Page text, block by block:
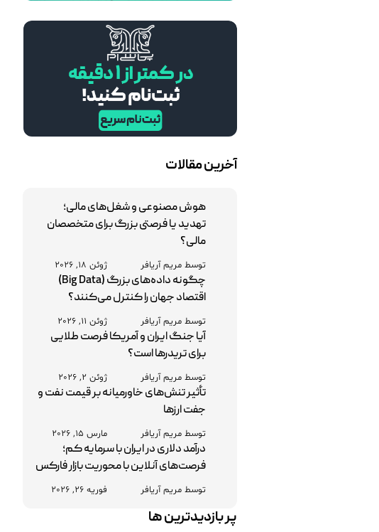
آخرین مقالات
هوش مصنوعی و شغل‌های مالی؛
تهدید یا فرصتی بزرگ برای متخصصان
مالی؟
توسط مریم آریافر ژوئن 18, 2026
چگونه داده‌های بزرگ (Big Data)
اقتصاد جهان را کنترل می‌کنند؟
توسط مریم آریافر ژوئن 11, 2026
آیا جنگ ایران و آمریکا فرصت طلایی
برای تریدرها است؟
توسط مریم آریافر ژوئن 2, 2026
تأثیر تنش‌های خاورمیانه بر قیمت نفت و
جفت‌ ارزها
توسط مریم آریافر مارس 15, 2026
درآمد دلاری در ایران با سرمایه کم؛
فرصت‌های آنلاین با محوریت بازار فارکس
توسط مریم آریافر فوریه 26, 2026
پر بازدیدترین ها